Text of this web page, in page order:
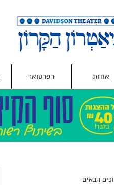
אודות רפרטואר
הבאים